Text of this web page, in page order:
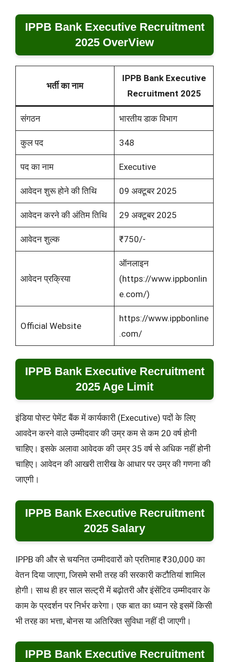
IPPB Bank Executive Recruitment
2025 OverView
भर्ती का नाम
IPPB Bank Executive
Recruitment 2025
संगठन भारतीय डाक विभाग
कुल पद 348
पद का नाम Executive
आवेदन शुरू होने की तिथि 09 अक्टूबर 2025
आवेदन करने की अंतिम तिथि 29 अक्टूबर 2025
आवेदन शुल्क ₹750/-
आवेदन प्रक्रिया
ऑनलाइन
(https://www.ippbonlin
e.com/)
Official Website
https://www.ippbonline
.com/
IPPB Bank Executive Recruitment
2025 Age Limit
इंडिया पोस्ट पेमेंट बैंक में कार्यकारी (Executive) पदों के लिए
आवदेन करने वाले उम्मीदवार की उम्र कम से कम 20 वर्ष होनी
चाहिए। इसके अलावा आवेदक की उम्र 35 वर्ष से अधिक नहीं होनी
चाहिए। आवेदन की आखरी तारीख के आधार पर उम्र की गणना की
जाएगी।
IPPB Bank Executive Recruitment
2025 Salary
IPPB की और से चयनित उम्मीदवारों को प्रतिमाह ₹30,000 का
वेतन दिया जाएगा, जिसमे सभी तरह की सरकारी कटौतियां शामिल
होगी। साथ ही हर साल सल्ट्री में बढ़ोतरी और इंसेंटिव उम्मीदवार के
काम के प्रदर्शन पर निर्भर करेगा। एक बात का ध्यान रहे इसमें किसी
भी तरह का भत्ता, बोनस या अतिरिक्त सुविधा नहीं दी जाएगी।
IPPB Bank Executive Recruitment